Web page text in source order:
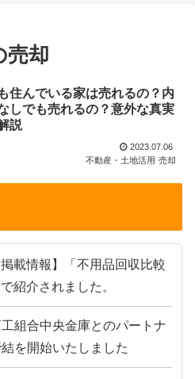
売却
住んでいる家は売れるの？内
しでも売れるの？意外な真実
説
2023.07.06
不動産・土地活用 売却
掲載情報】「不用品回収比較
紹介されました。
組合中央金庫とのパートナ
を開始いたしました